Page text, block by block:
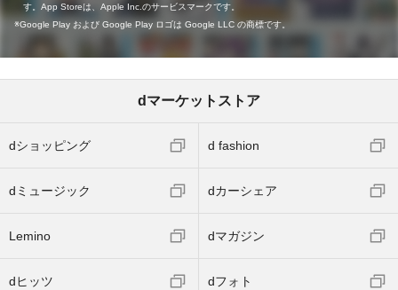
す。App Storeは、Apple Inc.のサービスマークです。
Google Play および Google Play ロゴは Google LLC の商標です。
dマーケットストア
dショッピング d fashion
dミュージック dカーシェア
Lemino dマガジン
dヒッツ dフォト